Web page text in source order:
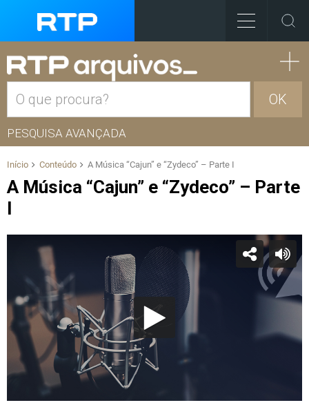
OK
PESQUISA AVANÇADA
Início Conteúdo A Música “Cajun” e “Zydeco” – Parte I
A Música “Cajun” e “Zydeco” – Parte
I